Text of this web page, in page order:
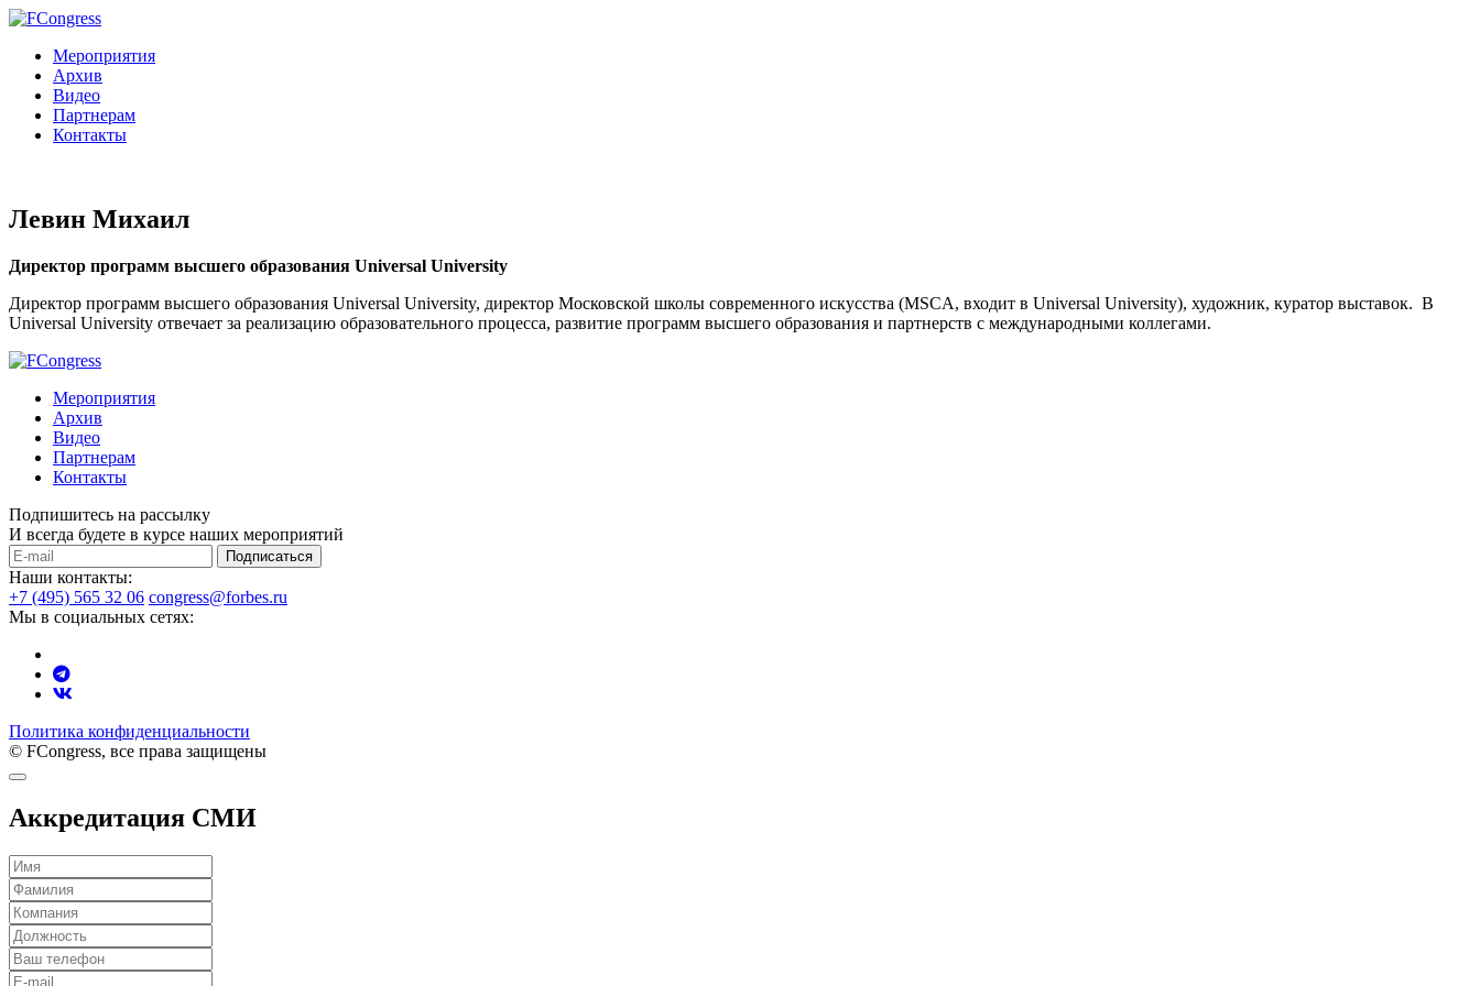
Мероприятия
Архив
Видео
Партнерам
Контакты
Левин Михаил
Директор программ высшего образования Universal University
Директор программ высшего образования Universal University, директор Московской школы современного искусства (MSCA, входит в Universal University), художник, куратор выставок. В
Universal University отвечает за реализацию образовательного процесса, развитие программ высшего образования и партнерств с международными коллегами.
Мероприятия
Архив
Видео
Партнерам
Контакты
Подпишитесь на рассылку
И всегда будете в курсе наших мероприятий
Подписаться
Наши контакты:
+7 (495) 565 32 06 congress@forbes.ru
Мы в социальных сетях:
Политика конфиденциальности
© FCongress, все права защищены
Аккредитация СМИ